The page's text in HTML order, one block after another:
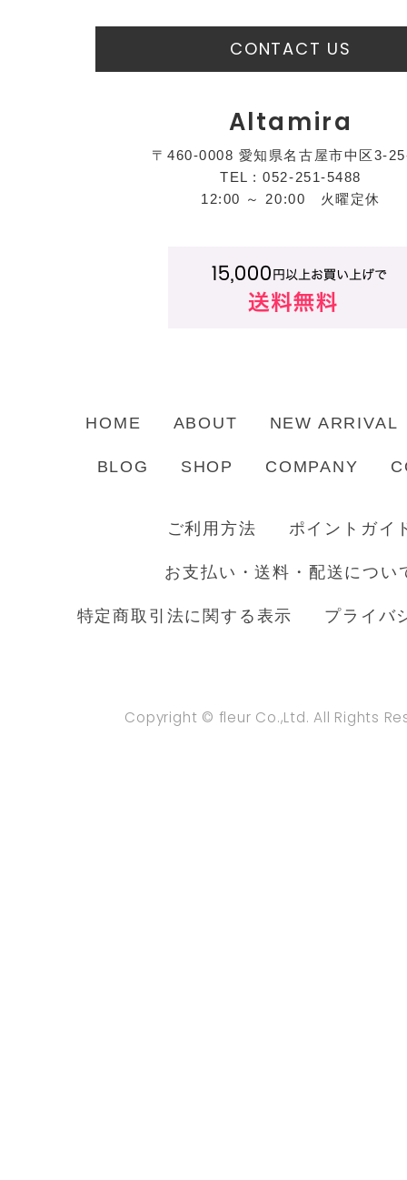
CONTACT US
Altamira
〒460-0008 愛知県名古屋市中区3-
TEL : 052-251-5488
12:00 ～ 20:00 火曜定休
HOME ABOUT NEW ARRIVAL
BLOG SHOP COMPANY
ご利用方法 ポイントガイ
お支払い・送料・配送につい
特定商取引法に関する表示 プライバ
Copyright © fleur Co.,Ltd. All Rights